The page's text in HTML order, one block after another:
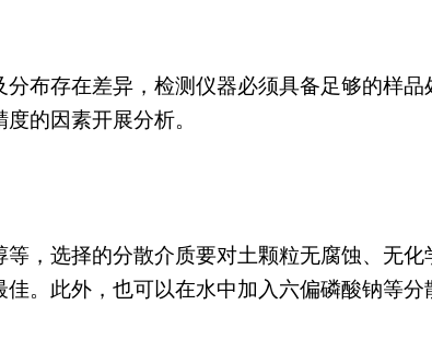
布存在差异，检测仪器必须具备足够的样
的因素开展分析。
，选择的分散介质要对土颗粒无腐蚀、无
。此外，也可以在水中加入六偏磷酸钠等